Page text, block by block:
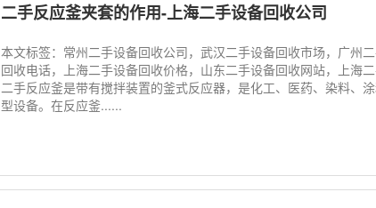
二手反应釜夹套的作用-上海二手设备回收公司
本文标签：常州二手设备回收公司，武汉二手设备回收市场，广州
回收电话，上海二手设备回收价格，山东二手设备回收网站，上海
二手反应釜是带有搅拌装置的釜式反应器，是化工、医药、染料、
型设备。在反应釜......